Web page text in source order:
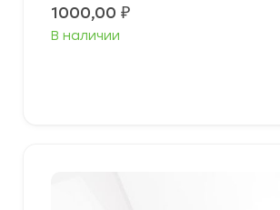
1000,00 ₽
В наличии